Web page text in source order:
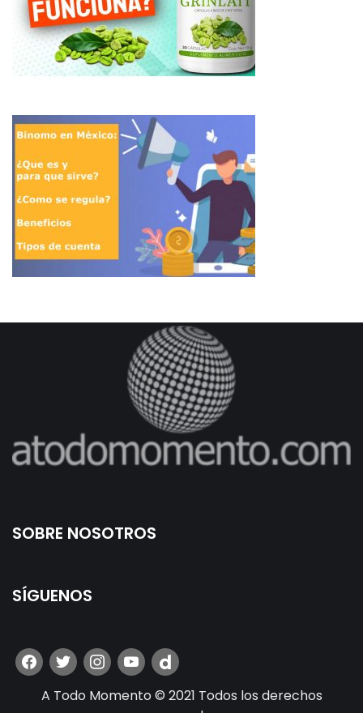
SOBRE NOSOTROS
SÍGUENOS
A Todo Momento © 2021 Todos los derechos